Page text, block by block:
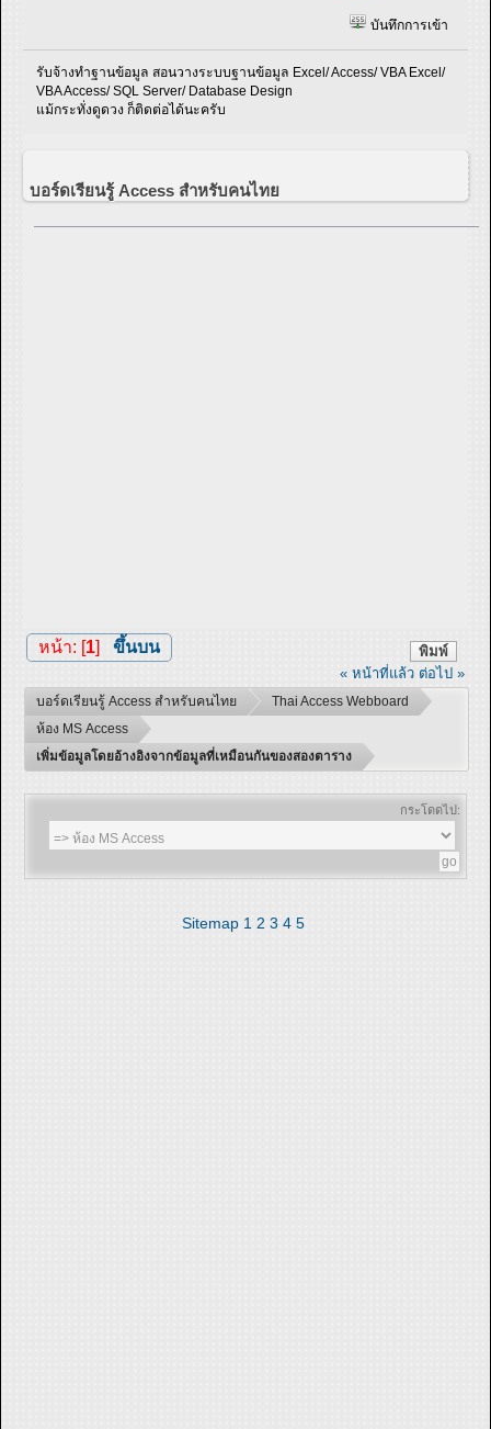
บันทึกการเข้า
รับจ้างทำฐานข้อมูล สอนวางระบบฐานข้อมูล Excel/ Access/ VBA Excel/
VBA Access/ SQL Server/ Database Design
แม้กระทั่งดูดวง ก็ติดต่อได้นะครับ
บอร์ดเรียนรู้ Access สำหรับคนไทย
พิมพ์
หน้า: [1] ขึ้นบน
« หน้าที่แล้ว ต่อไป »
บอร์ดเรียนรู้ Access สำหรับคนไทย
Thai Access Webboard
ห้อง MS Access
เพิ่มข้อมูลโดยอ้างอิงจากข้อมูลที่เหมือนกันของสองตาราง
กระโดดไป:
Sitemap 1 2 3 4 5